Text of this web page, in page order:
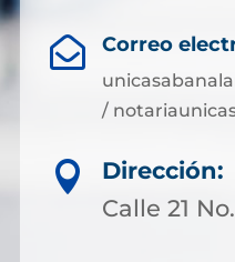
 Correo
/

Dirección:
Calle 21